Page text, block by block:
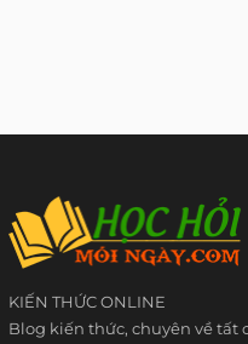
KIẾN THỨC ONLINE
Blog kiến thức, chuyên về tất